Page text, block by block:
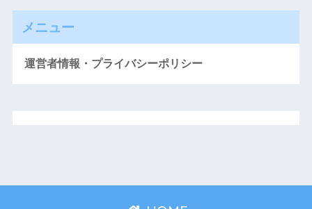
メニュー
運営者情報・プライバシーポリシー